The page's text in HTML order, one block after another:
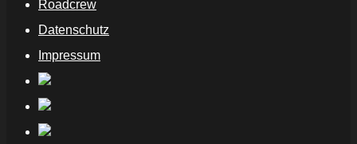
Roadcrew
Datenschutz
Impressum